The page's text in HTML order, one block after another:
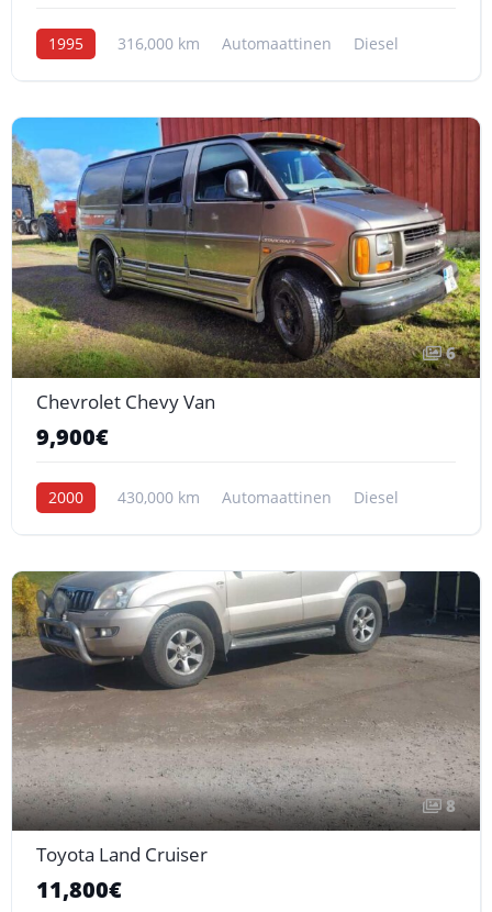
1995 316,000 km Automaattinen Diesel
6
Chevrolet Chevy Van
9,900€
2000 430,000 km Automaattinen Diesel
8
Toyota Land Cruiser
11,800€